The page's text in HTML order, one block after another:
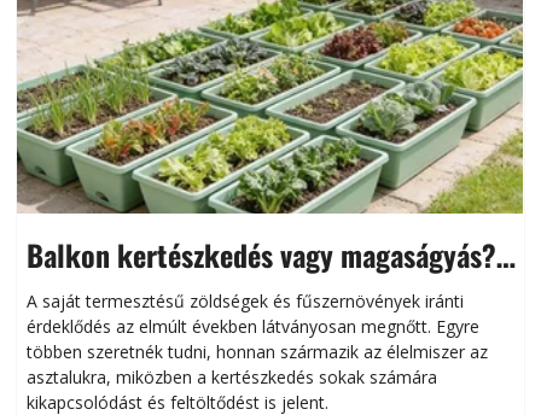
Balkon kertészkedés vagy magaságyás?
Helytakarékos kertészkedés
A saját termesztésű zöldségek és fűszernövények iránti
érdeklődés az elmúlt években látványosan megnőtt. Egyre
többen szeretnék tudni, honnan származik az élelmiszer az
asztalukra, miközben a kertészkedés sokak számára
kikapcsolódást és feltöltődést is jelent.